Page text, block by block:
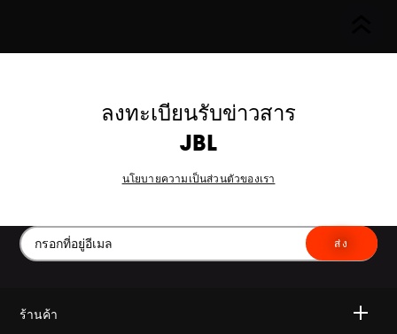
ลงทะเบียนรับข่าวสาร
JBL
นโยบายความเป็นส่วนตัวของเรา
ส่ง
ร้านค้า